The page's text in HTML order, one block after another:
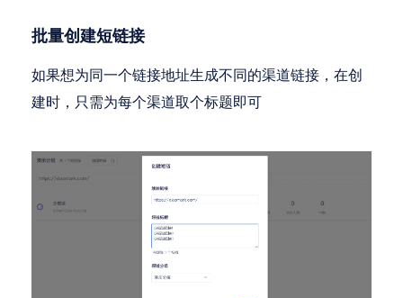
批量创建短链接
如果想为同一个链接地址生成不同的渠道链接，在创
建时，只需为每个渠道取个标题即可